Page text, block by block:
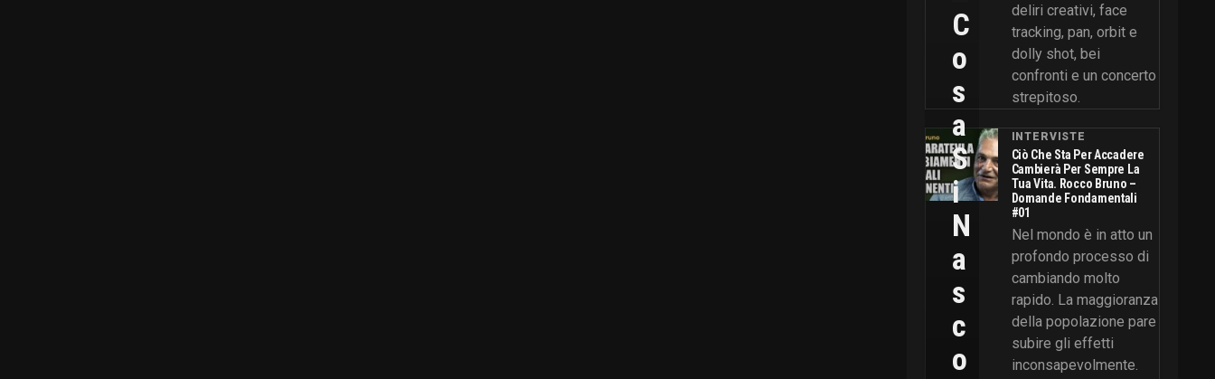
deliri creativi, face
tracking, pan, orbit e
dolly shot, bei
confronti e un concerto
strepitoso.
INTERVISTE
Ciò Che Sta Per Accadere
Cambierà Per Sempre La
Tua Vita. Rocco Bruno –
Domande Fondamentali
#01
Nel mondo è in atto un
profondo processo di
cambiando molto
rapido. La maggioranza
della popolazione pare
subire gli effetti
inconsapevolmente.
C
O
S
A
S
I
N
A
S
C
O